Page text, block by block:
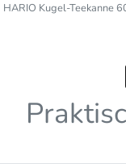
HARIO Kugel-Teekanne